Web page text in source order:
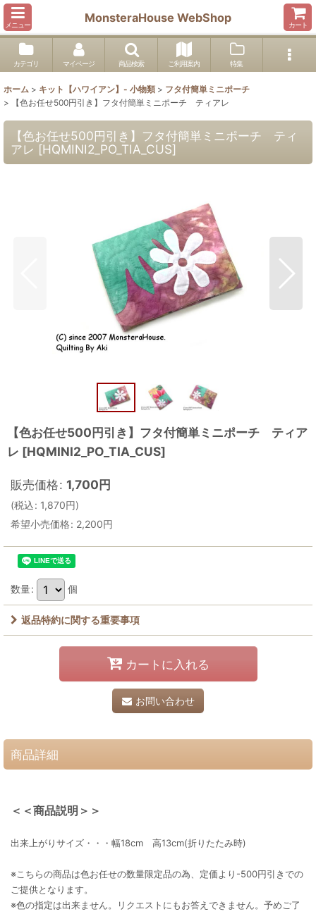
メニュー
MonsteraHouse WebShop
カート
カテゴリ マイページ 商品検索 ご利用案内 特集
ホーム > キット【ハワイアン】- 小物類 > フタ付簡単ミニポーチ
>
【色お任せ500円引き】フタ付簡単ミニポーチ ティアレ
【色お任せ500円引き】フタ付簡単ミニポーチ ティ
アレ [HQMINI2_PO_TIA_CUS]
【色お任せ500円引き】フタ付簡単ミニポーチ ティア
レ [HQMINI2_PO_TIA_CUS]
販売価格: 1,700円
(税込: 1,870円)
希望小売価格: 2,200円
数量: 個
返品特約に関する重要事項
カートに入れる
お問い合わせ
商品詳細
＜＜商品説明＞＞
出来上がりサイズ・・・幅18cm 高13cm(折りたたみ時)
※こちらの商品は色お任せの数量限定品の為、定価より-500円引きでの
ご提供となります。
※色の指定は出来ません。リクエストにもお答えできません。予めご了